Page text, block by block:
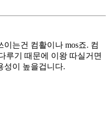
는건 컴활이나 mos죠. 컴
루기 때문에 이왕 따실거면
성이 높을겁니다.